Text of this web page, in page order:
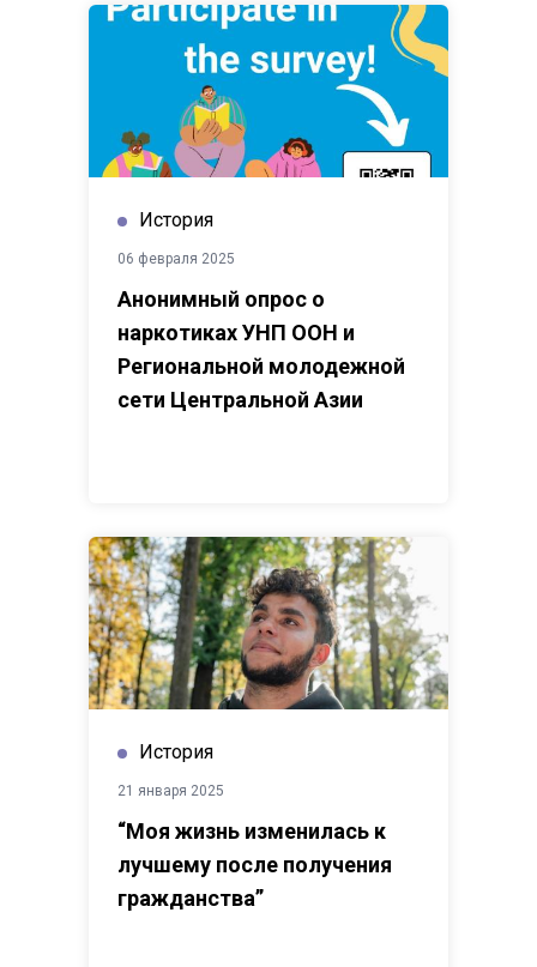
История
06 февраля 2025
Анонимный опрос о
наркотиках УНП ООН и
Региональной молодежной
сети Центральной Азии
История
21 января 2025
“Моя жизнь изменилась к
лучшему после получения
гражданства”